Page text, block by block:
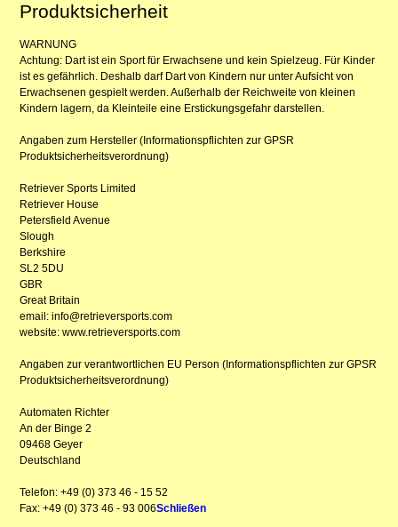
Produktsicherheit
WARNUNG
Achtung: Dart ist ein Sport für Erwachsene und kein Spielzeug. Für Kinder
ist es gefährlich. Deshalb darf Dart von Kindern nur unter Aufsicht von
Erwachsenen gespielt werden. Außerhalb der Reichweite von kleinen
Kindern lagern, da Kleinteile eine Erstickungsgefahr darstellen.
Angaben zum Hersteller (Informationspflichten zur GPSR
Produktsicherheitsverordnung)
Retriever Sports Limited
Retriever House
Petersfield Avenue
Slough
Berkshire
SL2 5DU
GBR
Great Britain
email: info@retrieversports.com
website: www.retrieversports.com
Angaben zur verantwortlichen EU Person (Informationspflichten zur GPSR
Produktsicherheitsverordnung)
Automaten Richter
An der Binge 2
09468 Geyer
Deutschland
Telefon: +49 (0) 373 46 - 15 52
Fax: +49 (0) 373 46 - 93 006Schließen